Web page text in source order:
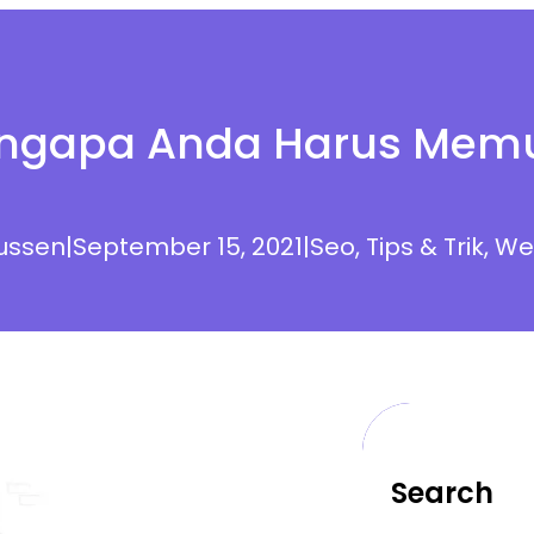
Anda Harus
|September 15, 2021|Seo, Tips & Trik,
Search